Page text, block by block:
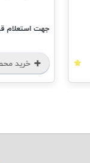
جهت استعلام قیمت
خرید محصول